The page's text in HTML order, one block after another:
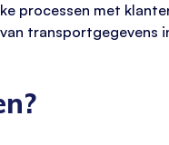
processen met
transportgegevens